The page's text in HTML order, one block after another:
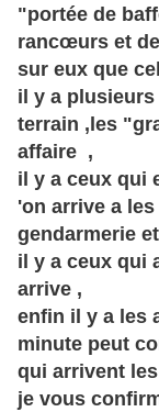
"portée de
rancœurs et
sur eux que
il y a
terrain ,les
affaire ,
il y a ceux qui
'on arrive a
gendarmerie
il y a ceux qui
arrive ,
enfin il y a les
minute peut
qui arrivent
je vous